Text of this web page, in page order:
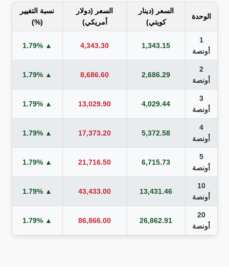
الوحدة
السعر (دينار
كويتي)
السعر (دولار
أمريكي)
نسبة التغيير
(%)
1
أونصة
1,343.15
4,343.30
▲ 1.79%
2
أونصة
2,686.29
8,686.60
▲ 1.79%
3
أونصة
4,029.44
13,029.90
▲ 1.79%
4
أونصة
5,372.58
17,373.20
▲ 1.79%
5
أونصة
6,715.73
21,716.50
▲ 1.79%
10
أونصة
13,431.46
43,433.00
▲ 1.79%
20
أونصة
26,862.91
86,866.00
▲ 1.79%